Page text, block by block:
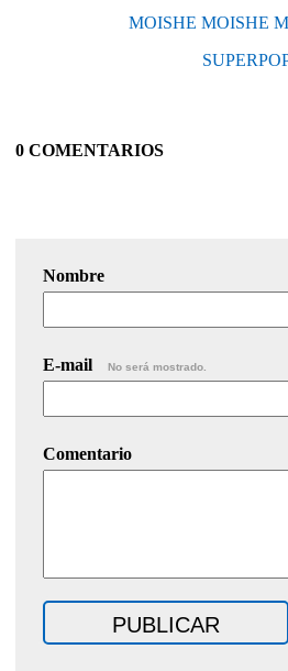
MOISHE MOISHE
0 COMENTARIOS
Nombre
E-mail No será mostrado.
Comentario